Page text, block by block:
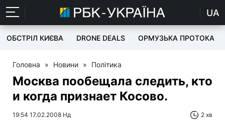
UA
ОБСТРІЛ КИЄВА DRONE DEALS ОРМУЗЬКА ПРОТОКА
Головна » Новини » Політика
Москва пообещала следить, кто
и когда признает Косово.
19:54 17.02.2008 Нд 2 хв